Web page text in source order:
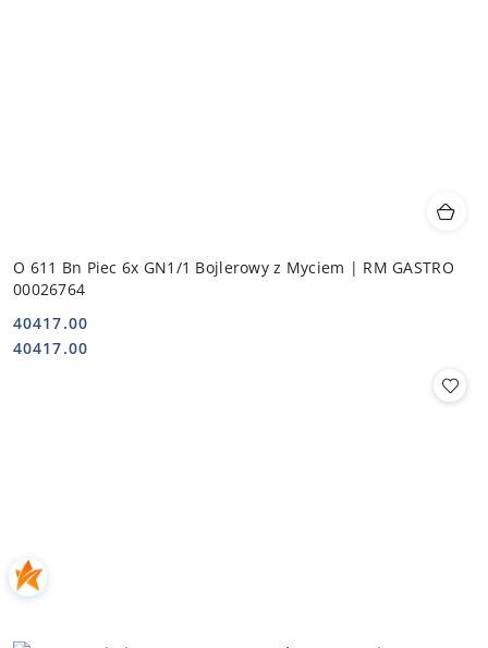
O 611 Bn Piec 6x GN1/1 Bojlerowy z Myciem | RM GASTRO
00026764
Cena:
40417.00
Cena:
40417.00